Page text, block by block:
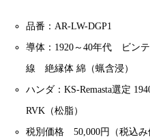
品番：AR-LW-DGP1
導体：1920～40年代 ビン
線 絶縁体 綿（蝋含浸）
ハンダ：KS-Remasta選定
RVK（松脂）
税別価格 50,000円（税込み